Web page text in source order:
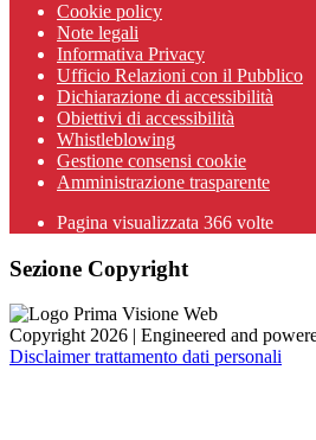
Cookie policy
Note legali
Informativa Privacy
Ufficio Relazioni con il Pubblico
Dichiarazione di accessibilità
Obiettivi di accessibilità
Whistleblowing
Gestione consensi cookie
Amministrazione trasparente
Pagina visualizzata 366 volte
Sezione Copyright
Copyright 2026 | Engineered and
Disclaimer trattamento dati personali